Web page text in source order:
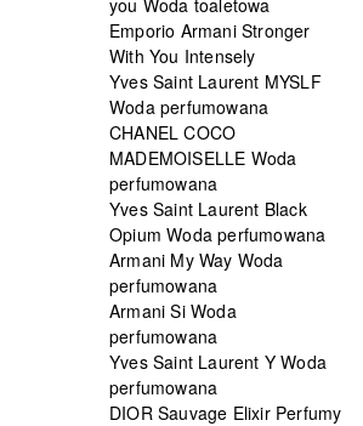
Emporio Armani Stronger
With You Intensely
Yves Saint Laurent MYSLF
Woda perfumowana
CHANEL COCO
MADEMOISELLE Woda
perfumowana
Yves Saint Laurent Black
Opium Woda perfumowana
Armani My Way Woda
perfumowana
Armani Si Woda
perfumowana
Yves Saint Laurent Y Woda
perfumowana
DIOR Sauvage Elixir Perfumy